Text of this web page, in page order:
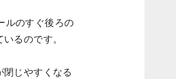
ルのすぐ後ろの
るのです。
じやすくなる